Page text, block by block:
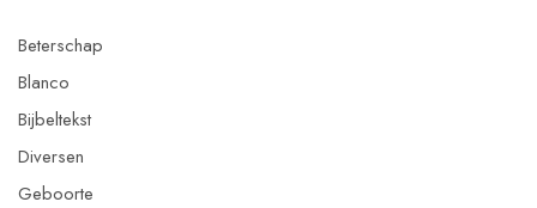
Beterschap
Blanco
Bijbeltekst
Diversen
Geboorte